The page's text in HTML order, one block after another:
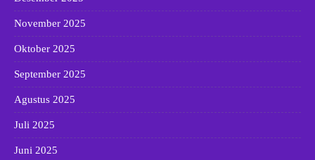
November 2025
Oktober 2025
September 2025
Agustus 2025
Juli 2025
Juni 2025